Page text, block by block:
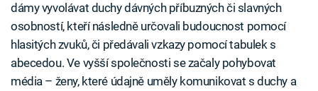
dámy vyvolávat duchy dávných příbuzných či slavných
osobností, kteří následně určovali budoucnost pomocí
hlasitých zvuků, či předávali vzkazy pomocí tabulek s
abecedou. Ve vyšší společnosti se začaly pohybovat
média – ženy, které údajně uměly komunikovat s duchy a